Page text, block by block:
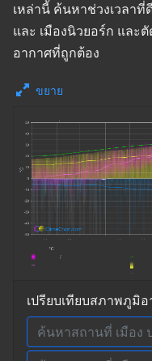
เหล่านี้ ค้นหาช่วงเวลา
และ เมืองนิวยอร์ก และ
อากาศที่ถูกต้อง
ขยาย
เปรียบเทียบสภาพภูมิ